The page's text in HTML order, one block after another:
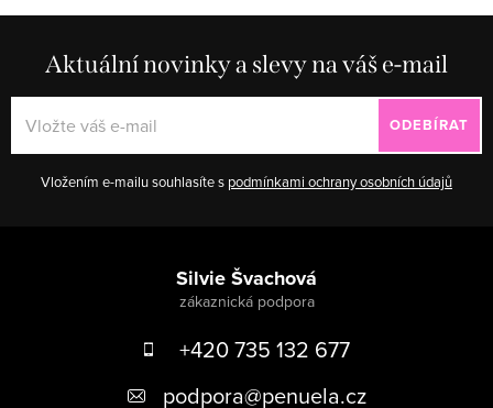
Aktuální novinky a slevy na váš e-mail
Vložením e-mailu souhlasíte s podmínkami ochrany osobních údajů
ODEBÍRAT
Silvie Švachová
+420 735 132 677
podpora@penuela.cz